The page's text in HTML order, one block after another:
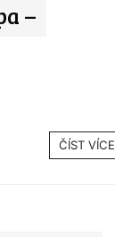
–
ČÍST VÍCE